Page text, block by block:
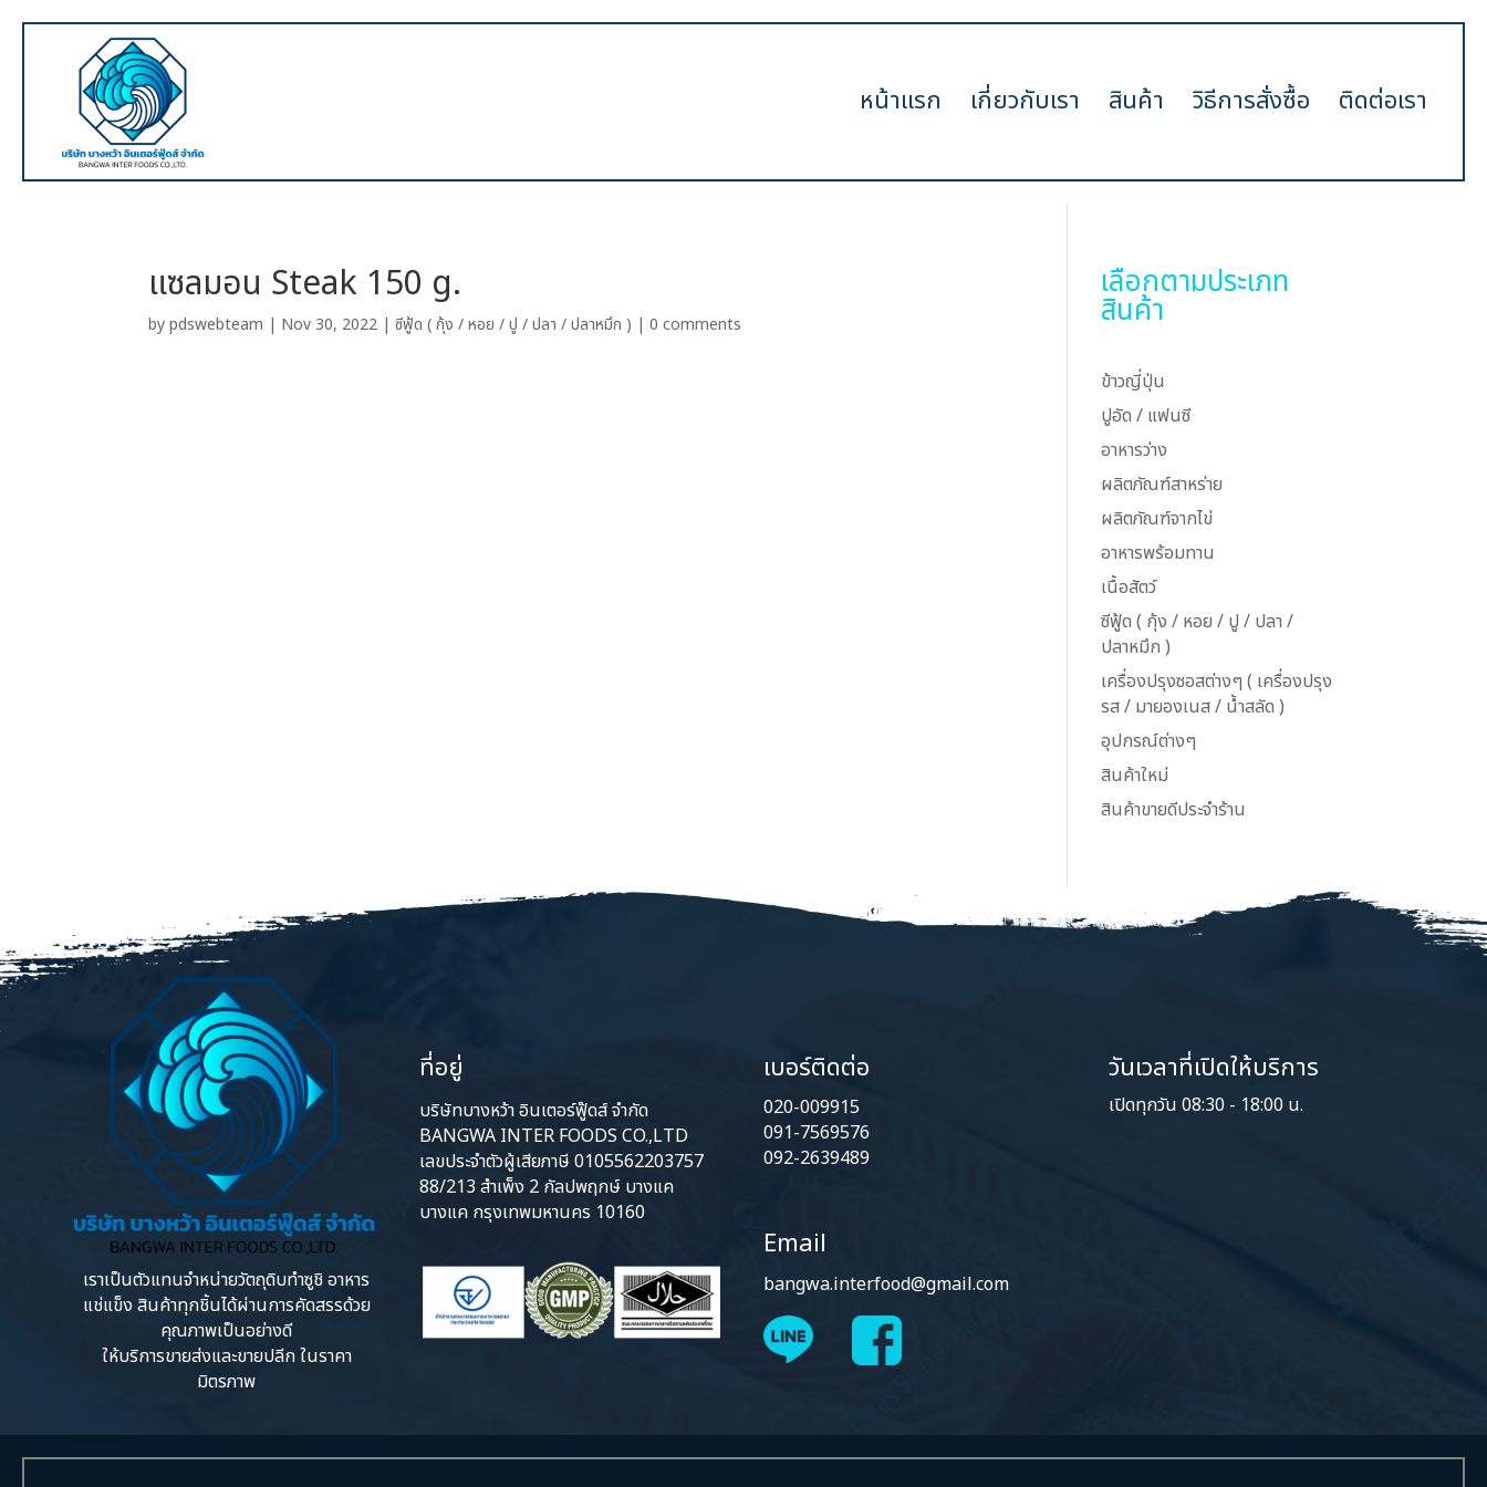
หน้าแรก เกี่ยวกับเรา สินค้า วิธีการสั่งซื้อ ติดต่อเรา
แซลมอน Steak 150 g.
bypdswebteam | Nov 30, 2022 |ซีฟู้ด ( กุ้ง / หอย / ปู / ปลา / ปลาหมึก ) |0 comments
เลือกตามประเภท
สินค้า
ข้าวญี่ปุ่น
ปูอัด / แฟนซี
อาหารว่าง
ผลิตภัณฑ์สาหร่าย
ผลิตภัณฑ์จากไข่
อาหารพร้อมทาน
เนื้อสัตว์
ซีฟู้ด ( กุ้ง / หอย / ปู / ปลา /
ปลาหมึก )
เครื่องปรุงซอสต่างๆ ( เครื่องปรุง
รส / มายองเนส / น้ำสลัด )
อุปกรณ์ต่างๆ
สินค้าใหม่
สินค้าขายดีประจำร้าน
เราเป็นตัวแทนจำหน่ายวัตถุดิบทำซูชิ อาหาร
แช่แข็ง สินค้าทุกชิ้นได้ผ่านการคัดสรรด้วย
คุณภาพเป็นอย่างดี
ให้บริการขายส่งและขายปลีก ในราคา
มิตรภาพ
ที่อยู่
บริษัทบางหว้า อินเตอร์ฟู๊ดส์ จำกัด
BANGWA INTER FOODS CO.,LTD
เลขประจำตัวผู้เสียภาษี 0105562203757
88/213 สำเพ็ง 2 กัลปพฤกษ์ บางแค
บางแค กรุงเทพมหานคร 10160
เบอร์ติดต่อ
020-009915
091-7569576
092-2639489
Email
bangwa.interfood@gmail.com
วันเวลาที่เปิดให้บริการ
เปิดทุกวัน 08:30 - 18:00 น.